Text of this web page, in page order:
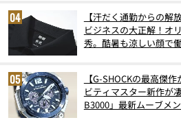
【汗だく通勤からの解
ビジネスの大正解！オ
秀。酷暑も涼しい顔で
【G-SHOCKの最高傑
ビティマスター新作が
B3000」最新ムーブメ